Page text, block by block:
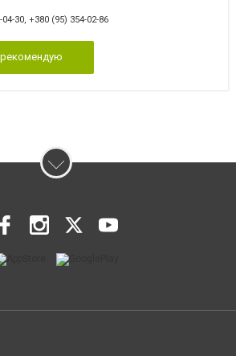
04-30, +380 (95) 354-02-86